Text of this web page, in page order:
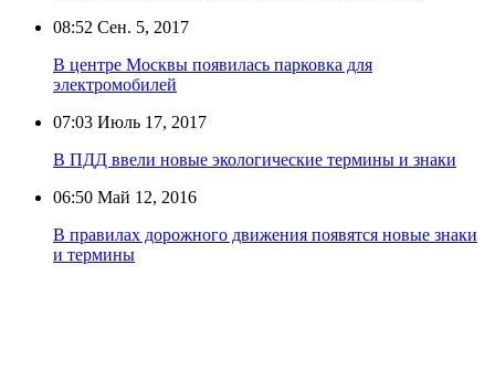
08:52 Сен. 5, 2017
В центре Москвы появилась парковка для
электромобилей
07:03 Июль 17, 2017
В ПДД ввели новые экологические термины и знаки
06:50 Май 12, 2016
В правилах дорожного движения появятся новые знаки
и термины